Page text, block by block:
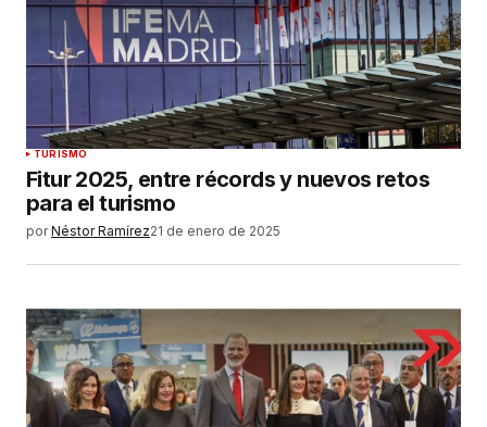
TURISMO
Fitur 2025, entre récords y nuevos retos
para el turismo
por Néstor Ramírez21 de enero de 2025